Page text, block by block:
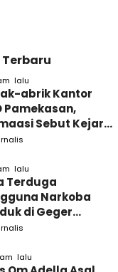
Terbaru
lalu
abrik Kantor
Pamekasan,
Sebut Kejari
lalu
Terduga
Narkoba
di Geger
Polisi Masih
Bukti
lalu